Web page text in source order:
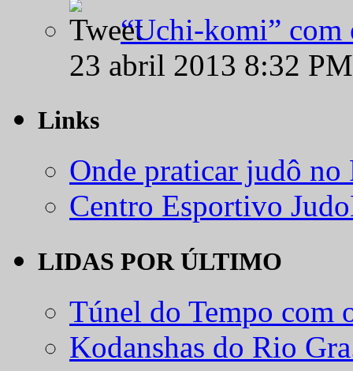
“Uchi-komi” com
23 abril 2013 8:32
Links
Onde praticar judô
Centro Esportivo
LIDAS POR ÚLTIMO
Túnel do Tempo com
Kodanshas do Rio